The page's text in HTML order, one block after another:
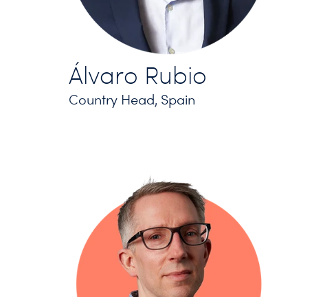
Álvaro Rubio
Country Head, Spain